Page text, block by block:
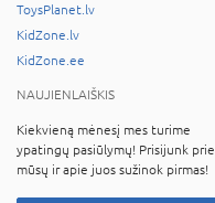
ToysPlanet.lv
KidZone.lv
KidZone.ee
NAUJIENLAIŠKIS
Kiekvieną mėnesį mes turime
ypatingų pasiūlymų! Prisijunk prie
mūsų ir apie juos sužinok pirmas!